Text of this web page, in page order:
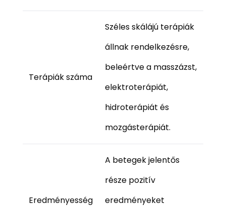
Terápiák száma
Széles skálájú terápiák
állnak rendelkezésre,
beleértve a masszázst,
elektroterápiát,
hidroterápiát és
mozgásterápiát.
Eredményesség
A betegek jelentős
része pozitív
eredményeket